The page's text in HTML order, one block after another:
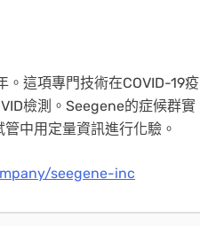
這項專門技術在COVID-19疫
檢測。Seegene的症候群實
中用定量資訊進行化驗。
seegene-inc